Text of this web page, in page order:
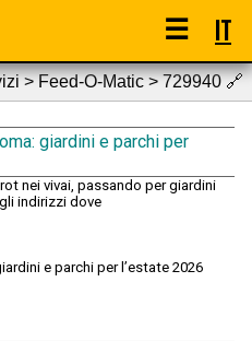
☰ IT
> Feed-O-Matic > 729940🔗
giardini e parchi per
nei vivai, passando per giardini
indirizzi dove
e parchi per l’estate 2026